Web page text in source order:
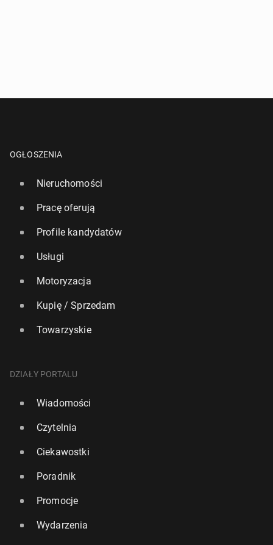
OGŁOSZENIA
Nieruchomości
Pracę oferują
Profile kandydatów
Usługi
Motoryzacja
Kupię / Sprzedam
Towarzyskie
DZIAŁY PORTALU
Wiadomości
Czytelnia
Ciekawostki
Poradnik
Promocje
Wydarzenia